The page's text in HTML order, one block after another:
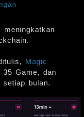
meningkatkan
Magic
35 Game, dan
setiap bulan.